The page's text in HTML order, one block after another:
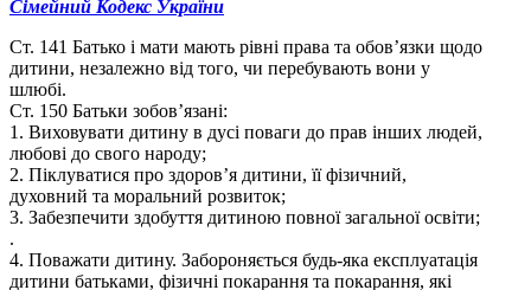
Сімейний Кодекс України
Ст. 141 Батько і мати мають рівні права та обов’язки щодо
дитини, незалежно від того, чи перебувають вони у
шлюбі.
Ст. 150 Батьки зобов’язані:
1. Виховувати дитину в дусі поваги до прав інших людей,
любові до свого народу;
2. Піклуватися про здоров’я дитини, її фізичний,
духовний та моральний розвиток;
3. Забезпечити здобуття дитиною повної загальної освіти;
.
4. Поважати дитину. Забороняється будь-яка експлуатація
дитини батьками, фізичні покарання та покарання, які